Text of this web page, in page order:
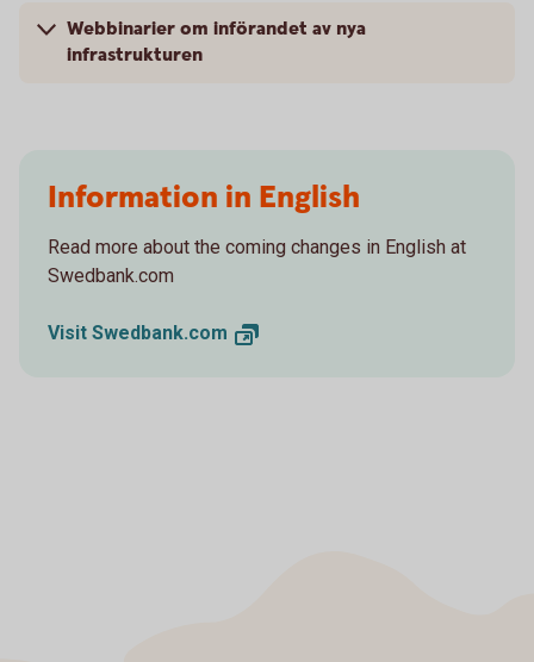
Webbinarier om införandet av nya
infrastrukturen
Information in English
Read more about the coming changes in English at
Swedbank.com
Visit Swedbank.com